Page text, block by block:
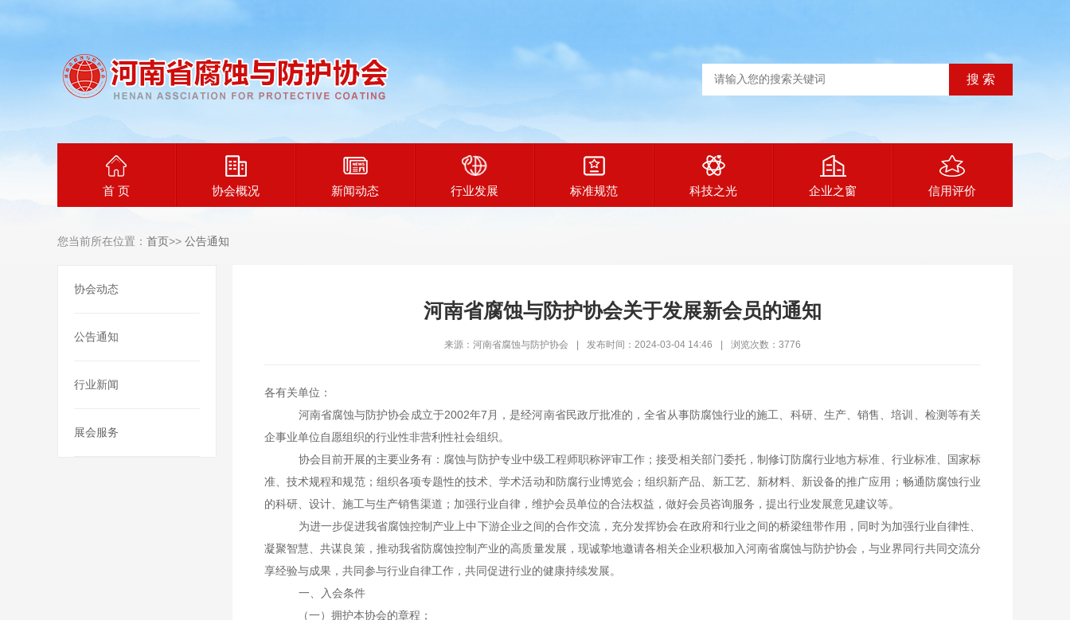
首 页 协会概况 新闻动态 行业发展 标准规范 科技之光 企业之窗 信用评价
您当前所在位置： 首页>> 公告通知
协会动态
公告通知
行业新闻
展会服务
河南省腐蚀与防护协会关于发展新会员的通知
来源：河南省腐蚀与防护协会 发布时间：2024-03-04 14:46 浏览次数：3776
各有关单位：
河南省腐蚀与防护协会成立于2002年7月，是经河南省民政厅批准的，全省从事防腐蚀行业的施工、科研、生产、销售、培训、检测等有关
企事业单位自愿组织的行业性非营利性社会组织。
协会目前开展的主要业务有：腐蚀与防护专业中级工程师职称评审工作；接受相关部门委托，制修订防腐行业地方标准、行业标准、国家标
准、技术规程和规范；组织各项专题性的技术、学术活动和防腐行业博览会；组织新产品、新工艺、新材料、新设备的推广应用；畅通防腐蚀行业
的科研、设计、施工与生产销售渠道；加强行业自律，维护会员单位的合法权益，做好会员咨询服务，提出行业发展意见建议等。
为进一步促进我省腐蚀控制产业上中下游企业之间的合作交流，充分发挥协会在政府和行业之间的桥梁纽带作用，同时为加强行业自律性、
凝聚智慧、共谋良策，推动我省防腐蚀控制产业的高质量发展，现诚挚地邀请各相关企业积极加入河南省腐蚀与防护协会，与业界同行共同交流分
享经验与成果，共同参与行业自律工作，共同促进行业的健康持续发展。
一、入会条件
（一）拥护本协会的章程；